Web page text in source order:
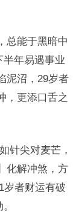
总能于黑暗中
半年易遇事业
泥沼，29岁者
，更添口舌之
针尖对麦芒，
化解冲煞，方
岁者财运有破